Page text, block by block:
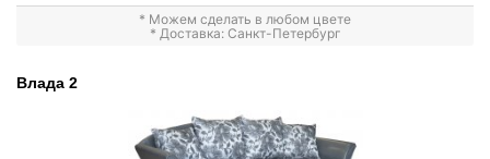
* Можем сделать в любом цвете
* Доставка: Санкт-Петербург
Влада 2